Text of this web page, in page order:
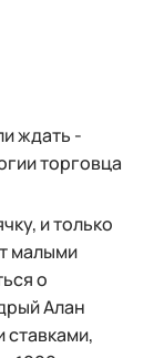
ждать -
торговца
и только
малыми
о
Алан